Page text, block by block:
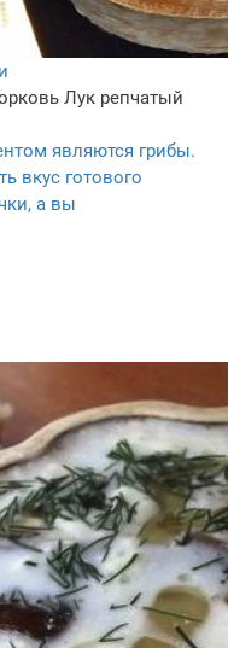
Лук репчатый
являются грибы.
вкус готового
а вы